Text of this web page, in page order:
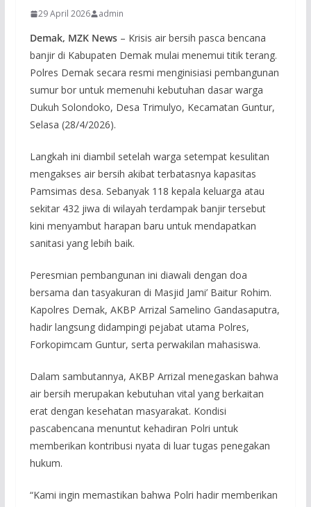
29 April 2026 admin
Demak, MZK News– Krisis air bersih pasca bencana
banjir di Kabupaten Demak mulai menemui titik terang.
Polres Demak secara resmi menginisiasi pembangunan
sumur bor untuk memenuhi kebutuhan dasar warga
Dukuh Solondoko, Desa Trimulyo, Kecamatan Guntur,
Selasa (28/4/2026).
Langkah ini diambil setelah warga setempat kesulitan
mengakses air bersih akibat terbatasnya kapasitas
Pamsimas desa. Sebanyak 118 kepala keluarga atau
sekitar 432 jiwa di wilayah terdampak banjir tersebut
kini menyambut harapan baru untuk mendapatkan
sanitasi yang lebih baik.
Peresmian pembangunan ini diawali dengan doa
bersama dan tasyakuran di Masjid Jami’ Baitur Rohim.
Kapolres Demak, AKBP Arrizal Samelino Gandasaputra,
hadir langsung didampingi pejabat utama Polres,
Forkopimcam Guntur, serta perwakilan mahasiswa.
Dalam sambutannya, AKBP Arrizal menegaskan bahwa
air bersih merupakan kebutuhan vital yang berkaitan
erat dengan kesehatan masyarakat. Kondisi
pascabencana menuntut kehadiran Polri untuk
memberikan kontribusi nyata di luar tugas penegakan
hukum.
“Kami ingin memastikan bahwa Polri hadir memberikan